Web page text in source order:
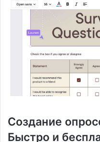
Создание
Быстро и